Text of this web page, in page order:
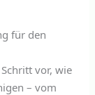
für den
vor, wie
– vom